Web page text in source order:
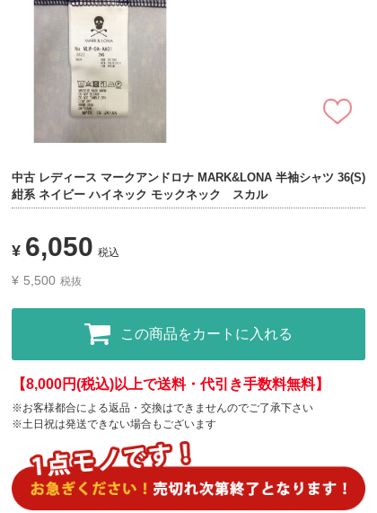
中古 レディース マークアンドロナ MARK&LONA 半袖シャツ 36(S)
紺系 ネイビー ハイネック モックネック スカル
¥ 6,050 税込
¥ 5,500 税抜
この商品をカートに入れる
【8,000円(税込)以上で送料・代引き手数料無料】
※お客様都合による返品・交換はできませんのでご了承下さい
※土日祝は発送できない場合もございます